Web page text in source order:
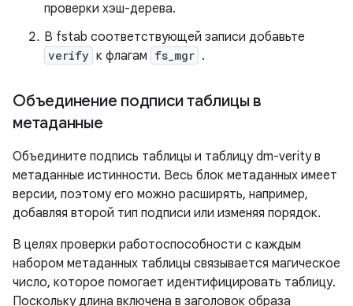
проверки хэш-дерева.
В fstab соответствующей записи добавьте
verify к флагам fs_mgr .
Объединение подписи таблицы в
метаданные
Объедините подпись таблицы и таблицу dm-verity в
метаданные истинности. Весь блок метаданных имеет
версии, поэтому его можно расширять, например,
добавляя второй тип подписи или изменяя порядок.
В целях проверки работоспособности с каждым
набором метаданных таблицы связывается магическое
число, которое помогает идентифицировать таблицу.
Поскольку длина включена в заголовок образа